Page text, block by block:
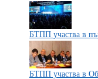
БТПП участва в
БТПП участва в